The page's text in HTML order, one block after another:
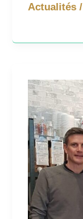
Actualités/